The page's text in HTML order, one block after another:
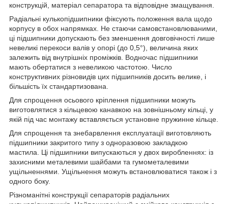
конструкцій, матеріал сепаратора та відповідне змащування.
Радіальні кулькопідшипники фіксують положення вала щодо
корпусу в обох напрямках. Не стаючи самовстановлюваними,
ці підшипники допускають без зменшення довговічності лише
невеликі перекоси валів у опорі (до 0,5°), величина яких
залежить від внутрішніх проміжків. Водночас підшипники
мають обертатися з невеликою частотою. Число
конструктивних різновидів цих підшипників досить велике, і
більшість їх стандартизована.
Для спрощення осьового кріплення підшипники можуть
виготовлятися з кільцевою канавкою на зовнішньому кільці, у
якій під час монтажу вставляється установне пружинне кільце.
Для спрощення та знебарвлення експлуатації виготовляють
підшипники закритого типу з одноразовою закладкою
мастила. Ці підшипники випускаються у двох виробленнях: із
захисними металевими шайбами та гумометалевими
ущільненнями. Ущільнення можуть встановлюватися також і з
одного боку.
Різноманітні конструкції сепараторів радіальних